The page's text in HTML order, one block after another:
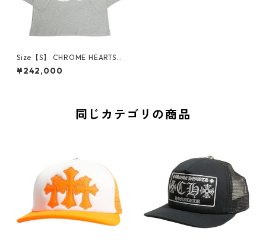
Size【S】 CHROME HEARTS
クロム・ハーツ ROLLER SKA
TES FTBL JERSEY GRAY ロン
¥242,000
同じカテゴリの商品